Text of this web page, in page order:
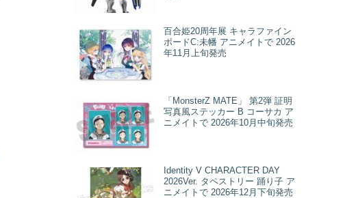
百合姫20周年展 キャラファイン
ボードC:未幡 アニメイトで 2026
年11月上旬発売
「MonsterZ MATE」 第2弾 証明
写真風ステッカー B コーサカ ア
ニメイトで 2026年10月中旬発売
Identity V CHARACTER DAY
2026Ver. タペストリー 踊り子 ア
ニメイトで 2026年12月下旬発売